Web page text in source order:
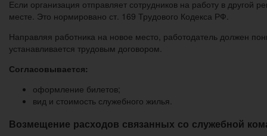
Если организация отправляет сотрудников на работу в
месте. Это нормировано ст. 169 Трудового Кодекса РФ.
Направляя работника на новое место, работодатель должен
устанавливается трудовым договором.
Согласовывается:
оформление билетов;
вид и стоимость служебного жилья.
Возмещение расходов связанных со служебной